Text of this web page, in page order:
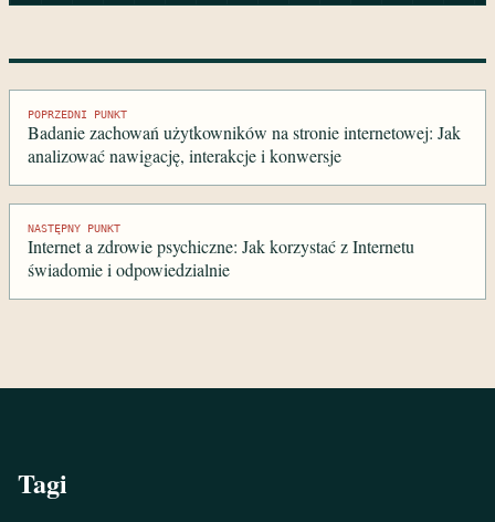
Nawigacja
wpisu
POPRZEDNI PUNKT
Badanie zachowań użytkowników na stronie internetowej: Jak
analizować nawigację, interakcje i konwersje
NASTĘPNY PUNKT
Internet a zdrowie psychiczne: Jak korzystać z Internetu
świadomie i odpowiedzialnie
Tagi